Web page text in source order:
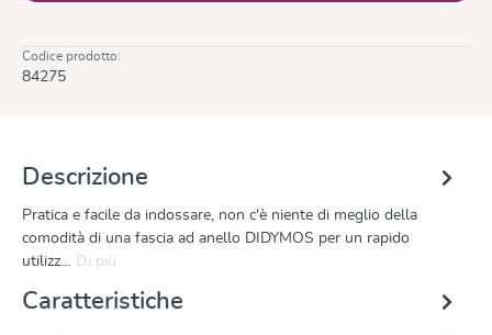
Codice prodotto:
84275
Descrizione
Pratica e facile da indossare, non c'è niente di meglio della
comodità di una fascia ad anello DIDYMOS per un rapido
utilizz… Di più
Caratteristiche